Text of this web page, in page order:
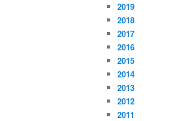
2019
2018
2017
2016
2015
2014
2013
2012
2011